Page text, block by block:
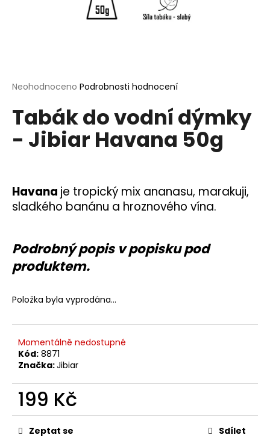
Průměrné
produktu
z
Neohodnoceno Podrobnosti hodnocení
Tabák do vodní dýmky
- Jibiar Havana 50g
Havana je tropický mix ananasu, marakuji,
sladkého banánu a hroznového vína.
Podrobný popis v popisku pod
produktem.
Položka byla vyprodána…
Momentálně nedostupné
Kód: 8871
Značka:Jibiar
199 Kč
Měrná
cena:Zeptat se Sdílet
HLEDAT
D
o
r
u
č
j
m
e